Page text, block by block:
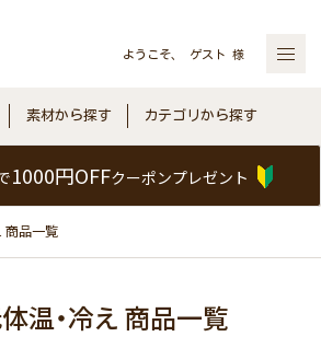
ようこそ、 ゲスト 様
素材から探す カテゴリから探す
1000円OFFクーポンプレゼント
商品一覧
温・冷え 商品一覧